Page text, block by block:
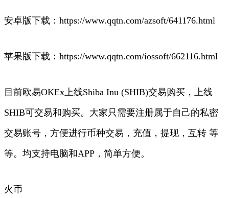
安卓版下载：https://www.qqtn.com/azsoft/641176.html
苹果版下载：https://www.qqtn.com/iossoft/662116.html
目前欧易OKEx上线Shiba Inu (SHIB)交易购买，上线
SHIB可交易和购买。大家只需要注册属于自己的私密
交易账号，方便进行币种交易，充值，提现，互转 等
等。均支持电脑和APP，简单方便。
火币